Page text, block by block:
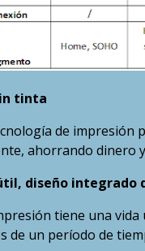
tinta
de impresión
ahorrando dinero
diseño integrado
tiene una
de un período de